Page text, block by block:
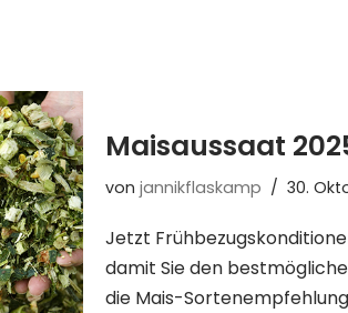
Maisaussaat
von jannikflaskamp 30.
Jetzt
damit Sie den
die Mais-